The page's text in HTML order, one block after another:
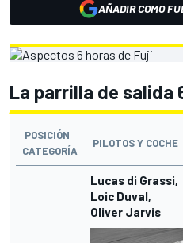
AÑADIR COMO
La parrilla de salida
POSICIÓN
CATEGORÍA
PILOTOS Y COCHE
Lucas di Grassi,
Loic Duval,
Oliver Jarvis